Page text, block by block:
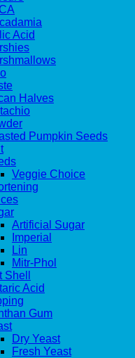
Acid
Halves
Pumpkin Seeds
Veggie Choice
Artificial Sugar
Imperial
Lin
Mitr-Phol
Shell
Acid
Gum
Dry Yeast
Fresh Yeast